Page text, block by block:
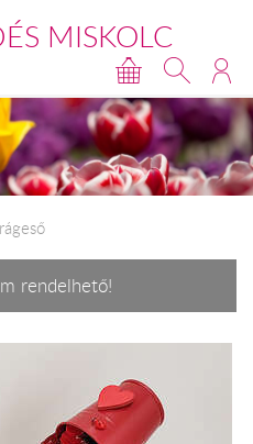
MISKOLC
rendelhető!